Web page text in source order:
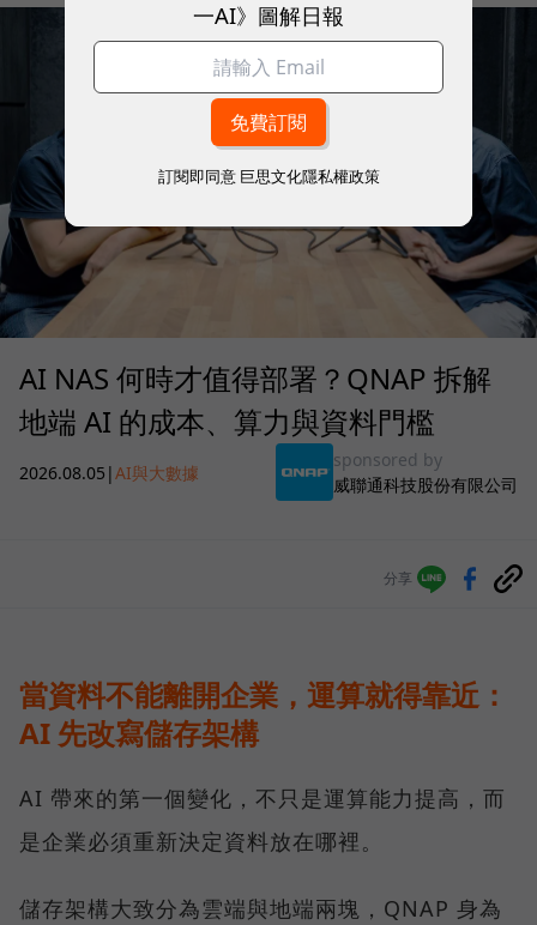
AI NAS 何時才值得部署？QNAP 拆解
地端 AI 的成本、算力與資料門檻
2026.08.05 |AI與大數據
sponsored by
威聯通科技股份有限公司
分享
當資料不能離開企業，運算就得靠近：
AI 先改寫儲存架構
AI 帶來的第一個變化，不只是運算能力提高，而
是企業必須重新決定資料放在哪裡。
儲存架構大致分為雲端與地端兩塊，QNAP 身為
一AI》圖解日報
訂閱即同意 巨思文化隱私權政策